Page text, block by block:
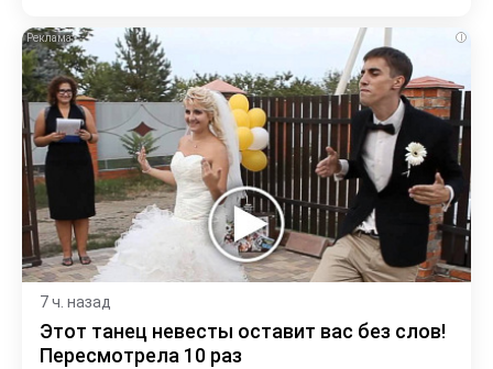
i
7 ч. назад
Этот танец невесты оставит вас без слов!
Пересмотрела 10 раз